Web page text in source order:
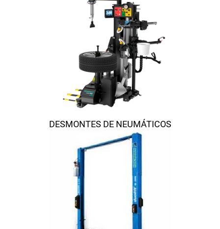
DESMONTES DE NEUMÁTICOS